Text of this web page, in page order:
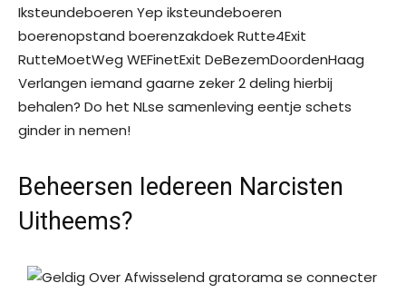
Iksteundeboeren Yep iksteundeboeren
boerenopstand boerenzakdoek Rutte4Exit
RutteMoetWeg WEFinetExit DeBezemDoordenHaag
Verlangen iemand gaarne zeker 2 deling hierbij
behalen? Do het NLse samenleving eentje schets
ginder in nemen!
Beheersen Iedereen Narcisten
Uitheems?